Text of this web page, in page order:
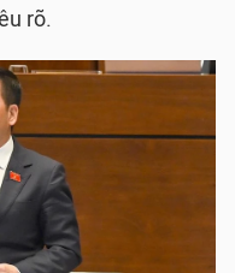
rõ.